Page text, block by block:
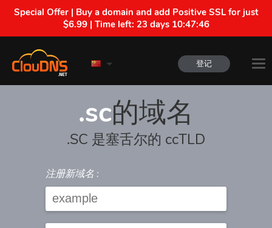
Special Offer | Buy a domain and add Positive SSL for just
$6.99 | Time left: 23 days 10:47:46
登记
.sc的域名
.SC 是塞舌尔的 ccTLD
注册新域名 :